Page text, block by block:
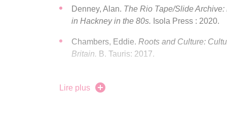
Denney, Alan. The Rio Tape/Slide
in Hackney in the 80s. Isola Press : 2020.
Chambers, Eddie. Roots and Culture:
Britain. B. Tauris: 2017.
Wallflower Press: 2006.
Lire plus